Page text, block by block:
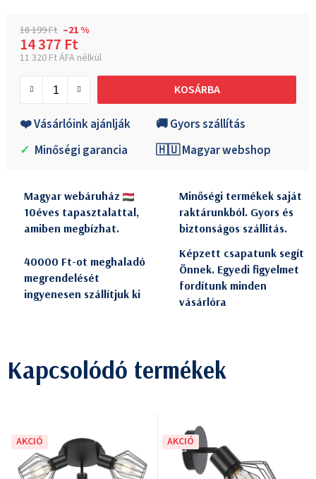
18 199 Ft –21 %
14 377 Ft
11 320 Ft ÁFA nélkül
KOSÁRBA
❤️ Vásárlóink ajánlják
🚚 Gyors szállítás
✓ Minőségi garancia 🇭🇺 Magyar webshop
Magyar webáruház
10éves tapasztalattal,
amiben megbízhat.
Minőségi termékek saját
raktárunkból. Gyors és
biztonságos szállitás.
40000 Ft-ot meghaladó
megrendelését
ingyenesen szállítjuk ki
Képzett csapatunk segít
Önnek. Egyedi figyelmet
fordítunk minden
vásárlóra
Kapcsolódó termékek
AKCIÓ AKCIÓ